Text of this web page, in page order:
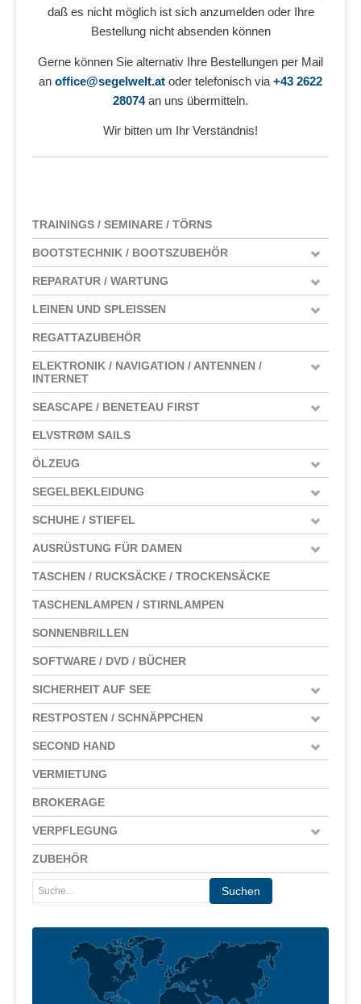
daß es nicht möglich ist sich anzumelden oder Ihre
Bestellung nicht absenden können
Gerne können Sie alternativ Ihre Bestellungen per Mail
an office@segelwelt.at oder telefonisch via +43 2622
28074an uns übermitteln.
Wir bitten um Ihr Verständnis!
TRAININGS / SEMINARE / TÖRNS
BOOTSTECHNIK / BOOTSZUBEHÖR
REPARATUR / WARTUNG
LEINEN UND SPLEISSEN
REGATTAZUBEHÖR
ELEKTRONIK / NAVIGATION / ANTENNEN /
INTERNET
SEASCAPE / BENETEAU FIRST
ELVSTRØM SAILS
ÖLZEUG
SEGELBEKLEIDUNG
SCHUHE / STIEFEL
AUSRÜSTUNG FÜR DAMEN
TASCHEN / RUCKSÄCKE / TROCKENSÄCKE
TASCHENLAMPEN / STIRNLAMPEN
SONNENBRILLEN
SOFTWARE / DVD / BÜCHER
SICHERHEIT AUF SEE
RESTPOSTEN / SCHNÄPPCHEN
SECOND HAND
VERMIETUNG
BROKERAGE
VERPFLEGUNG
ZUBEHÖR